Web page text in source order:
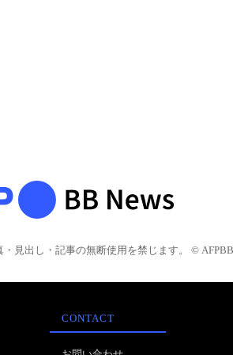
・見出し・記事の無断使用を禁じます。 © AFPBB
CONTACT